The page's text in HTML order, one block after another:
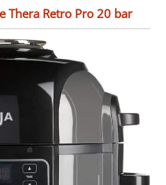
Thera Retro Pro 20 bar